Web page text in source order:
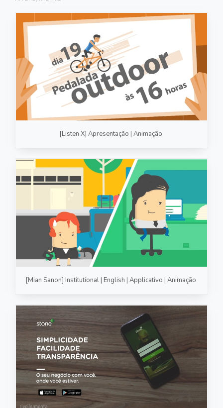
FOTOGRAFIA
PRODUTO/SERVIÇO
GASTRONOMIA
CORPORATIVO
ESTÚDIO
FOTO/VÍDEO
RECEITA / AULA
PRODUTO/SERVIÇO
INSTITUCIONAL
[Listen X] Apresentação | Animação
[Mian Sanon] Institutional | English | Applicativo | Animação